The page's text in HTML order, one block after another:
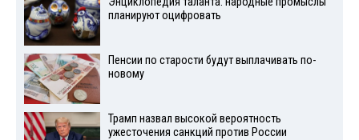
планируют оцифровать
Пенсии по старости будут выплачивать по-
новому
Трамп назвал высокой вероятность
ужесточения санкций против России